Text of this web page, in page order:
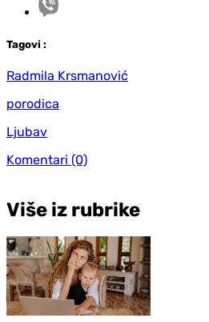
Tagovi :
Radmila Krsmanović
porodica
Ljubav
Komentari (0)
Više iz rubrike